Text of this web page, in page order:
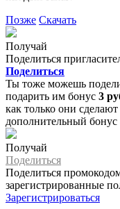
Позже Скачать
Получай
Поделиться
Поделиться
Ты тоже можешь
подарить им бонус 3
как только они
дополнительный бонус
Получай
Поделиться
Поделиться
зарегистрированные
Зарегистрироваться